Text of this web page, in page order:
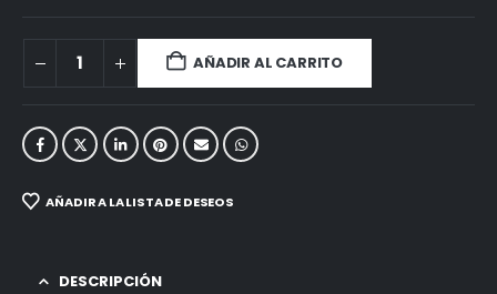
AÑADIR AL CARRITO
AÑADIR A LA LISTA DE DESEOS
DESCRIPCIÓN